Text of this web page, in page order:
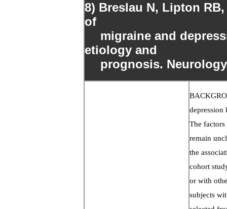
8) Breslau N, Lipton
of
migraine and
etiology and
prognosis. Neurology.
depression
The
remain
the
cohort
or with
subjects